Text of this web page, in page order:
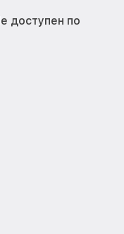
доступен по